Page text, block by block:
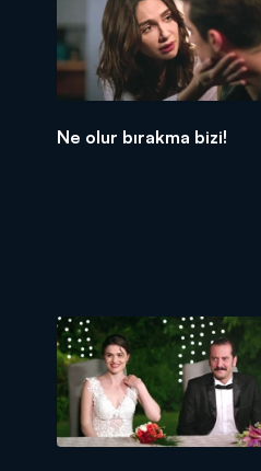
Ne olur bırakma bizi!